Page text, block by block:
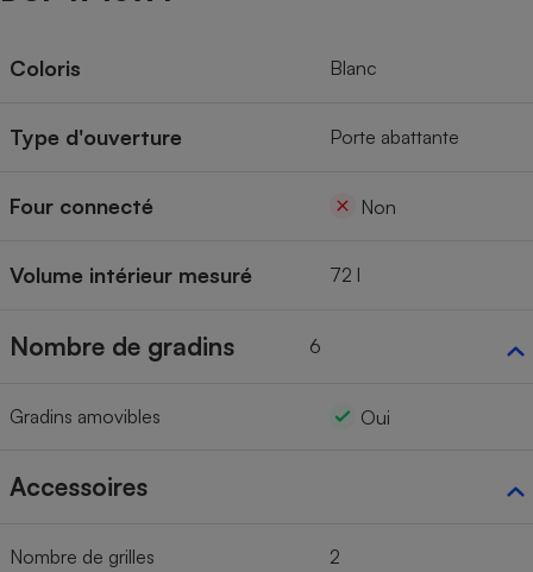
Coloris Blanc
Type d'ouverture Porte abattante
Four connecté Non
Volume intérieur mesuré 72 l
Nombre de gradins 6
Gradins amovibles Oui
Accessoires
Nombre de grilles 2